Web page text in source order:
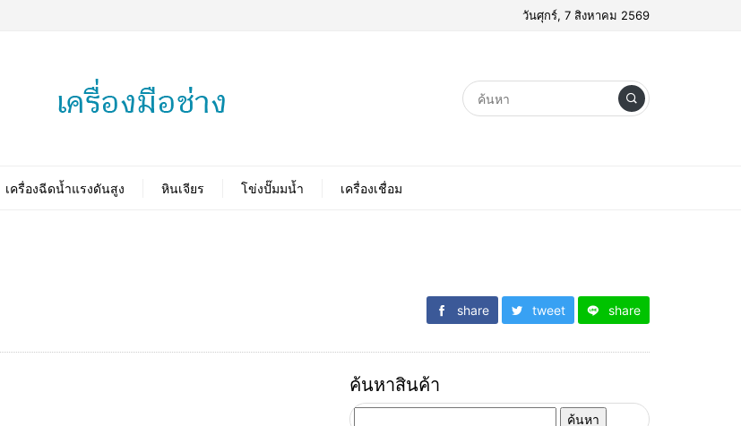
วันศุกร์, 7 สิงหาคม 2569
เครื่องฉีดน้ำแรงดันสูง หินเจียร โข่งปั๊มมน้ำ เครื่องเชื่อม
share tweet share
ค้นหาสินค้า